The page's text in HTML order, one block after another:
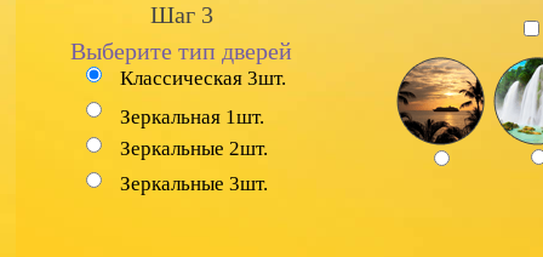
Шаг 3
Выберите тип дверей
Классическая 3шт.
Зеркальная 1шт.
Зеркальные 2шт.
Зеркальные 3шт.